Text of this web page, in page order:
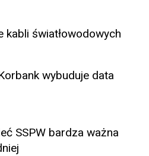
kabli światłowodowych
wybuduje data
SSPW bardza ważna